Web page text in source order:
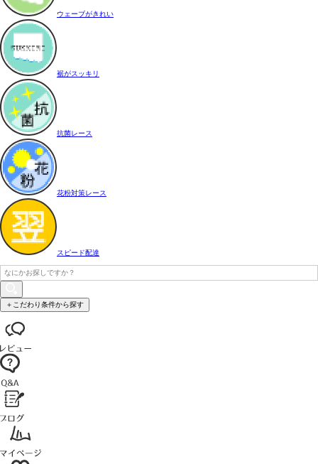
ウェーブがきれい
裾がスッキリ
抗菌レース
花粉対策レース
スピード配達
＋こだわり条件から探す